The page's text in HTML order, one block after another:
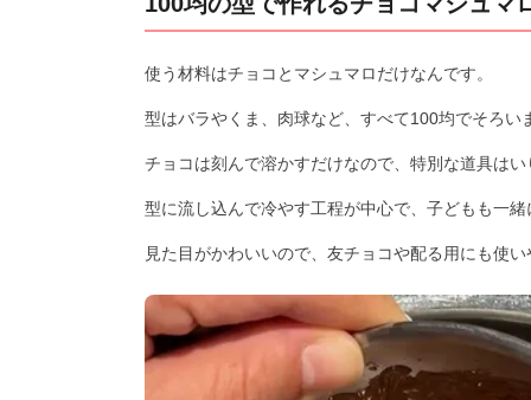
使う材料はチョコとマシュマロだけなんです。
型はバラやくま、肉球など、すべて100均でそろい
チョコは刻んで溶かすだけなので、特別な道具はい
型に流し込んで冷やす工程が中心で、子どもも一
見た目がかわいいので、友チョコや配る用にも使